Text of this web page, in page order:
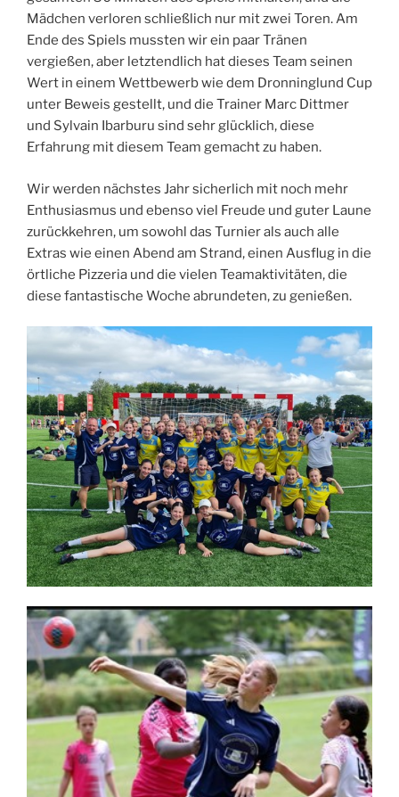
Mädchen verloren schließlich nur mit zwei Toren. Am
Ende des Spiels mussten wir ein paar Tränen
vergießen, aber letztendlich hat dieses Team seinen
Wert in einem Wettbewerb wie dem Dronninglund Cup
unter Beweis gestellt, und die Trainer Marc Dittmer
und Sylvain Ibarburu sind sehr glücklich, diese
Erfahrung mit diesem Team gemacht zu haben.
Wir werden nächstes Jahr sicherlich mit noch mehr
Enthusiasmus und ebenso viel Freude und guter Laune
zurückkehren, um sowohl das Turnier als auch alle
Extras wie einen Abend am Strand, einen Ausflug in die
örtliche Pizzeria und die vielen Teamaktivitäten, die
diese fantastische Woche abrundeten, zu genießen.